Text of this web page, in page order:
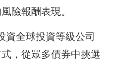
險報酬表現。
資全球投資等級公司
，從眾多債券中挑選